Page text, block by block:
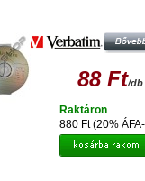
88 Ft/db
880 Ft (20%
Raktáron